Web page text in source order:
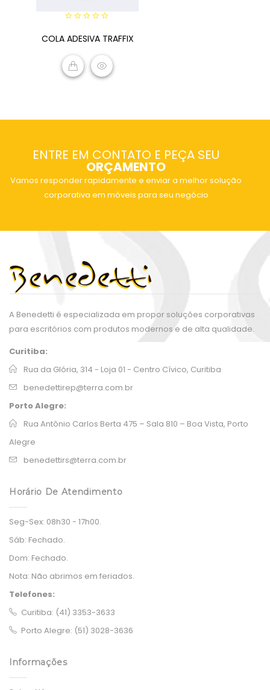
out
5
COLA ADESIVA TRAFFIX
ENTRE EM CONTATO E PEÇA SEU
ORÇAMENTO
Vamos responder rapidamente e enviar a melhor solução
corporativa em móveis para seu negócio
A Benedetti é especializada em propor soluções corporativas
para escritórios com produtos modernos e de alta qualidade.
Curitiba:
Rua da Glória, 314 - Loja 01 - Centro Cívico, Curitiba
benedettirep@terra.com.br
Porto Alegre:
Rua Antônio Carlos Berta 475 – Sala 810 – Boa Vista, Porto
Alegre
benedettirs@terra.com.br
Horário De Atendimento
Seg-Sex: 08h30 - 17h00.
Sáb: Fechado.
Dom: Fechado.
Nota: Não abrimos em feriados.
Telefones:
Curitiba: (41) 3353-3633
Porto Alegre: (51) 3028-3636
Informações